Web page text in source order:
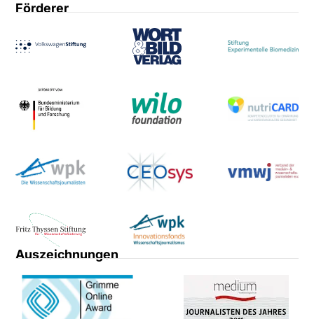
Förderer
Auszeichnungen